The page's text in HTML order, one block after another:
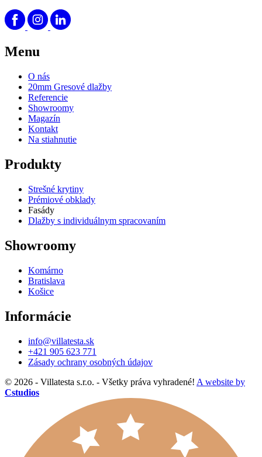
Menu
O nás
20mm Gresové dlažby
Referencie
Showroomy
Magazín
Kontakt
Na stiahnutie
Produkty
Strešné krytiny
Prémiové obklady
Fasády
Dlažby s individuálnym spracovaním
Showroomy
Komárno
Bratislava
Košice
Informácie
info@villatesta.sk
+421 905 623 771
Zásady ochrany osobných údajov
© 2026 - Villatesta s.r.o. - Všetky práva vyhradené! A website by
Cstudios